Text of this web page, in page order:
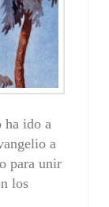
ha ido a
a
para unir
los